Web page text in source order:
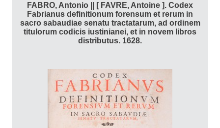
FABRO, Antonio || [ FAVRE, Antoine ]. Codex
Fabrianus definitionum forensum et rerum in
sacro sabaudiae senatu tractatarum, ad ordinem
titulorum codicis iustinianei, et in novem libros
distributus. 1628.